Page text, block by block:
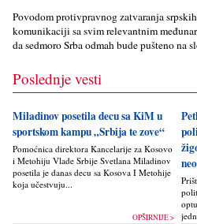
Povodom protivpravnog zatvaranja
komunikaciji sa svim relevantnim
da sedmoro Srba odmah bude pušteno na
Poslednje vesti
Miladinov posetila decu sa KiM u
sportskom kampu „Srbija te zove“
Pomoćnica direktora Kancelarije za Kosovo
i Metohiju Vlade Srbije Svetlana Miladinov
posetila je danas decu sa Kosova I Metohije
koja učestvuju...
OPŠIRNIJE >